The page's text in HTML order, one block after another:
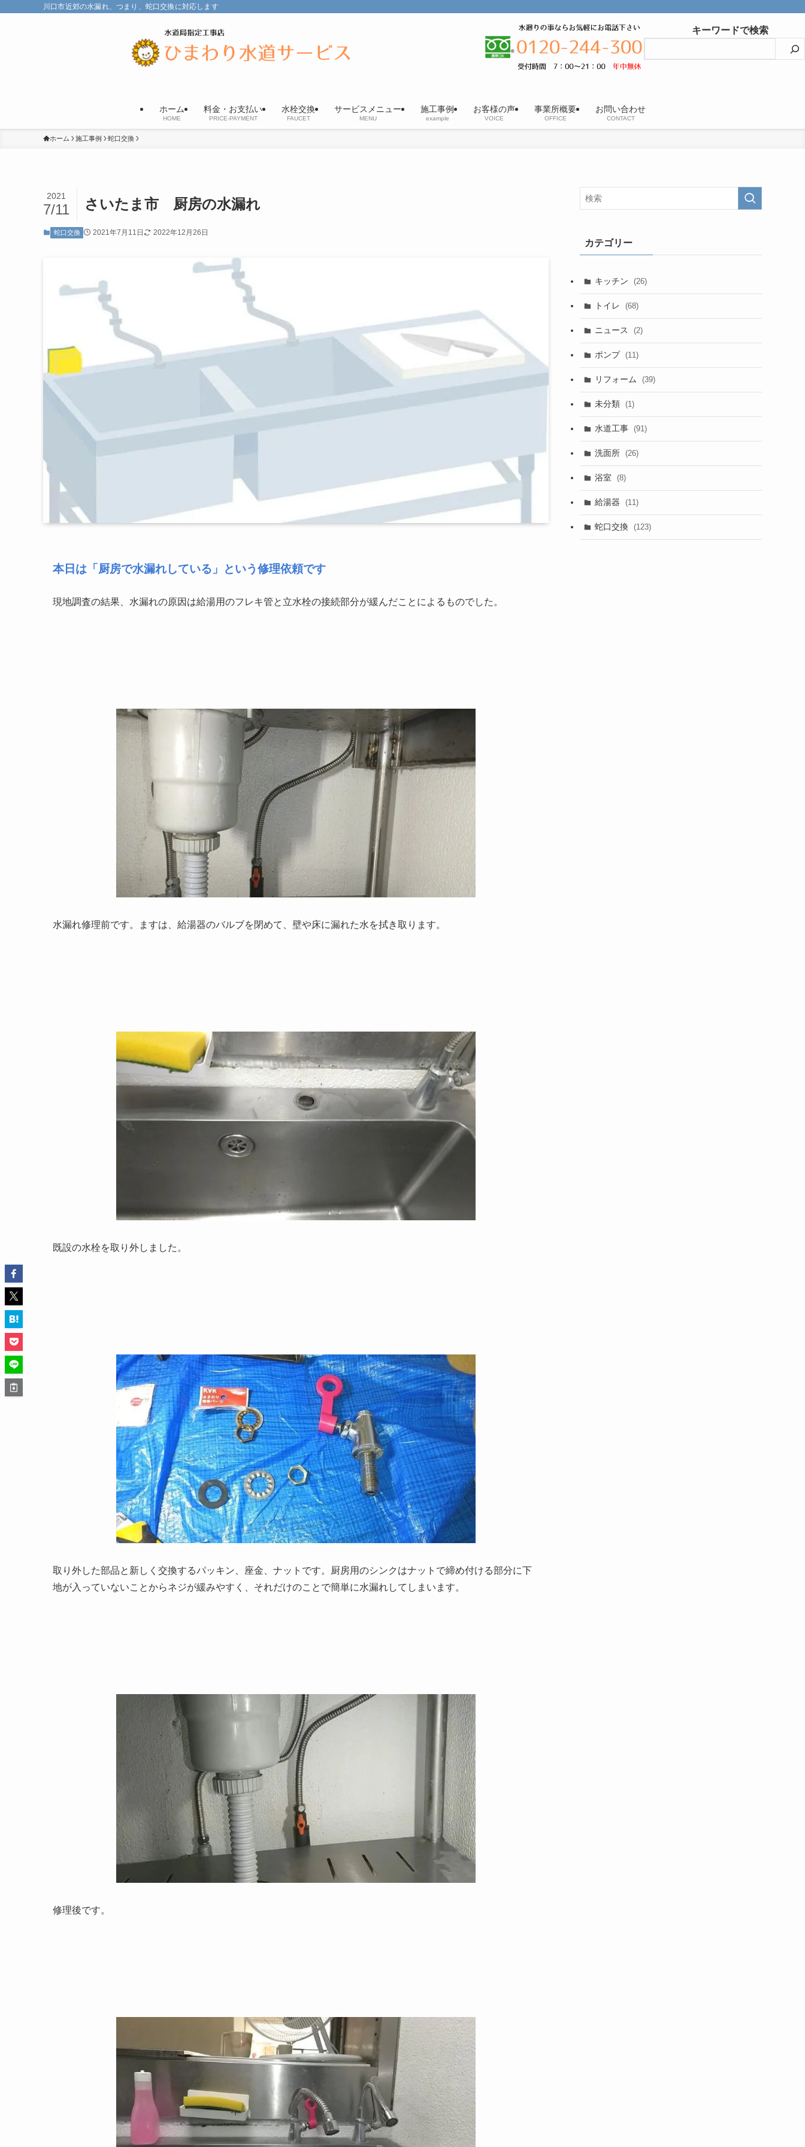
川口市近郊の水漏れ、つまり、蛇口交換に対応します
ホーム
HOME
料金・お支払い
PRICE-PAYMENT
水栓交換
FAUCET
サービスメニュー
MENU
施工事例
example
お客様の声
VOICE
事業所概要
OFFICE
お問い合わせ
CONTACT
キーワードで検索
ホーム 施工事例 蛇口交換
さいたま市 厨房の水漏れ
2021
7/11
蛇口交換 2021年7月11日 2022年12月26日
本日は「厨房で水漏れしている」という修理依頼です
現地調査の結果、水漏れの原因は給湯用のフレキ管と立水栓の接続部分が緩んだことによるものでした。
水漏れ修理前です。ますは、給湯器のバルブを閉めて、壁や床に漏れた水を拭き取ります。
既設の水栓を取り外しました。
取り外した部品と新しく交換するパッキン、座金、ナットです。厨房用のシンクはナットで締め付ける部分に下
地が入っていないことからネジが緩みやすく、それだけのことで簡単に水漏れしてしまいます。
修理後です。
カテゴリー
キッチン (26)
トイレ (68)
ニュース (2)
ポンプ (11)
リフォーム (39)
未分類 (1)
水道工事 (91)
洗面所 (26)
浴室 (8)
給湯器 (11)
蛇口交換 (123)